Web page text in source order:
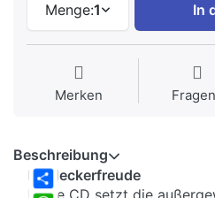
Menge:1 In
Merken
Beschreibung
Entdeckerfreude